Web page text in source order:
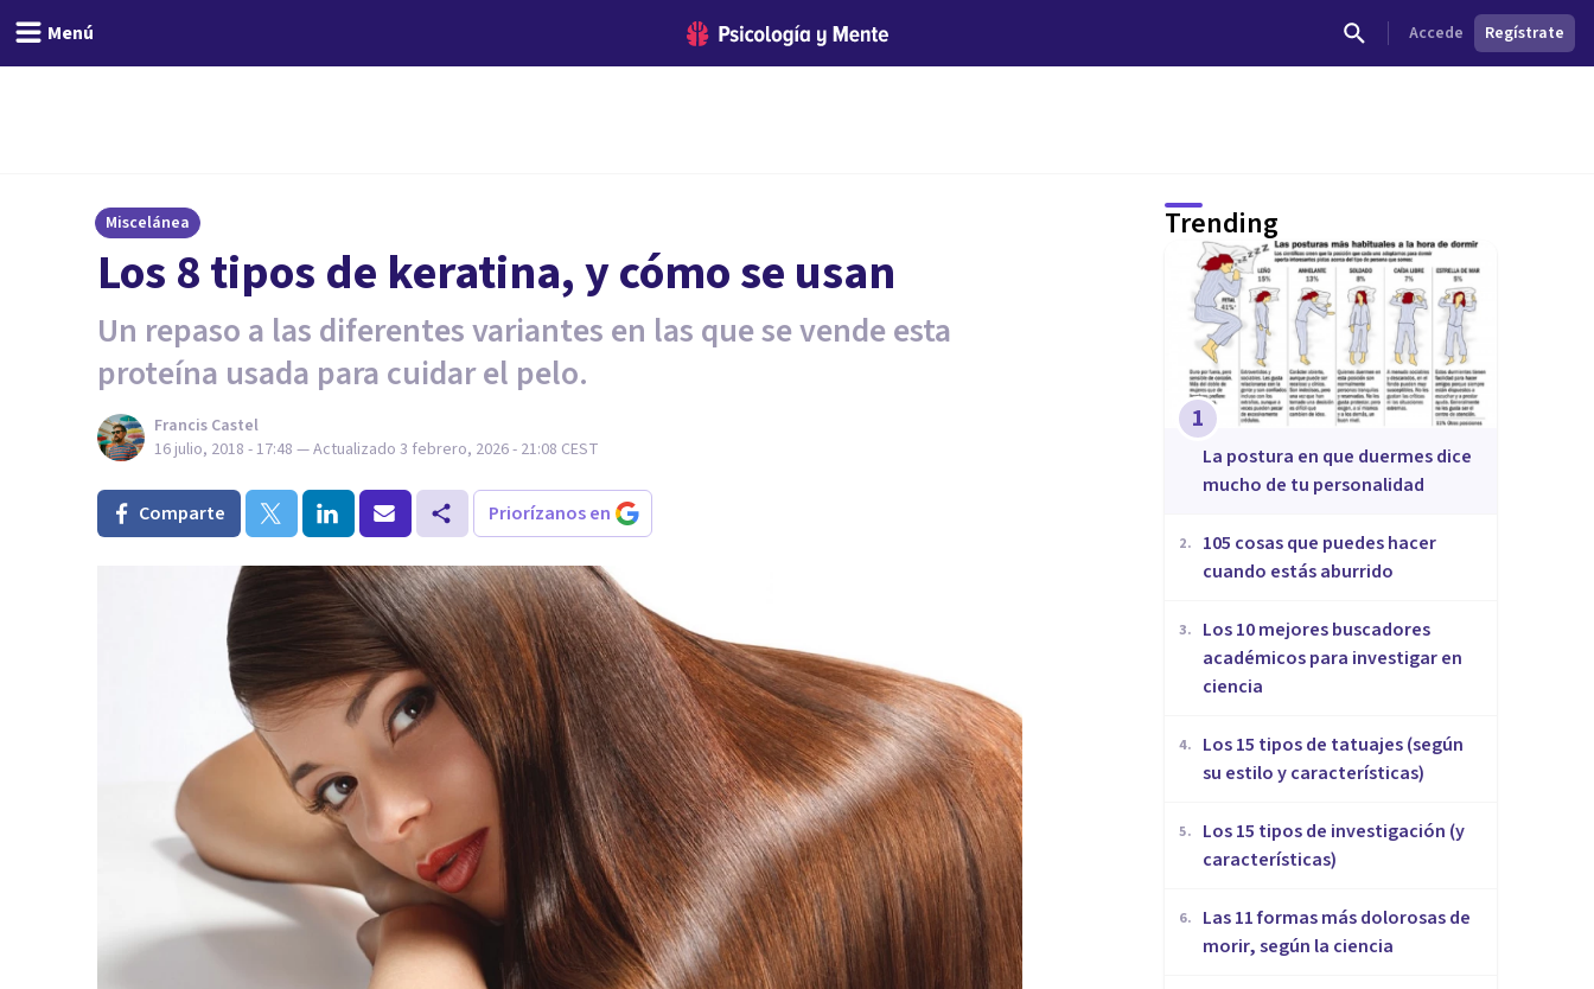
Menú Accede Regístrate
Miscelánea
Los 8 tipos de keratina, y cómo se usan
Un repaso a las diferentes variantes en las que se vende esta
proteína usada para cuidar el pelo.
Francis Castel
16 julio, 2018 - 17:48 — Actualizado 3 febrero, 2026 - 21:08 CEST
Comparte Priorízanos en
Trending
1
La postura en que duermes dice
mucho de tu personalidad
2.
105 cosas que puedes hacer
cuando estás aburrido
3.
Los 10 mejores buscadores
académicos para investigar en
ciencia
4.
Los 15 tipos de tatuajes (según
su estilo y características)
5.
Los 15 tipos de investigación (y
características)
6.
Las 11 formas más dolorosas de
morir, según la ciencia